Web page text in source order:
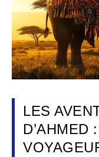
LES
D’AHMED